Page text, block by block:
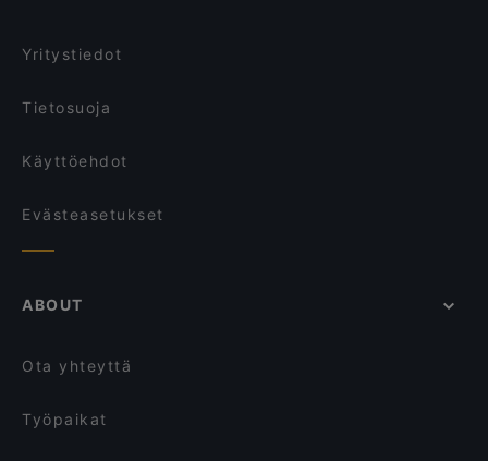
Il Treno
Restaurant Puksu Room
Yritystiedot
Tietosuoja
Käyttöehdot
Evästeasetukset
ABOUT
Ota yhteyttä
Työpaikat